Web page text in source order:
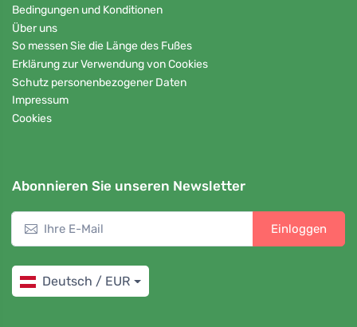
Bedingungen und Konditionen
Über uns
So messen Sie die Länge des Fußes
Erklärung zur Verwendung von Cookies
Schutz personenbezogener Daten
Impressum
Cookies
Abonnieren Sie unseren Newsletter
Einloggen
Deutsch / EUR